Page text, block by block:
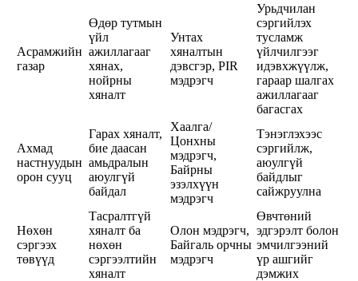
Асрамжийн
газар
Өдөр тутмын
үйл
ажиллагааг
хянах,
нойрны
хяналт
Унтах
хяналтын
дэвсгэр, PIR
мэдрэгч
Урьдчилан
сэргийлэх
тусламж
үйлчилгээг
идэвхжүүлж,
гараар шалгах
ажиллагааг
багасгах
Ахмад
настнуудын
орон сууц
Гарах хяналт,
бие даасан
амьдралын
аюулгүй
байдал
Хаалга/
Цонхны
мэдрэгч,
Байрны
эзэлхүүн
мэдрэгч
Тэнэглэхээс
сэргийлж,
аюулгүй
байдлыг
сайжруулна
Нөхөн
сэргээх
төвүүд
Тасралтгүй
хяналт ба
нөхөн
сэргээлтийн
хяналт
Олон мэдрэгч,
Байгаль орчны
мэдрэгч
Өвчтөний
эдгэрэлт болон
эмчилгээний
үр ашгийг
дэмжих